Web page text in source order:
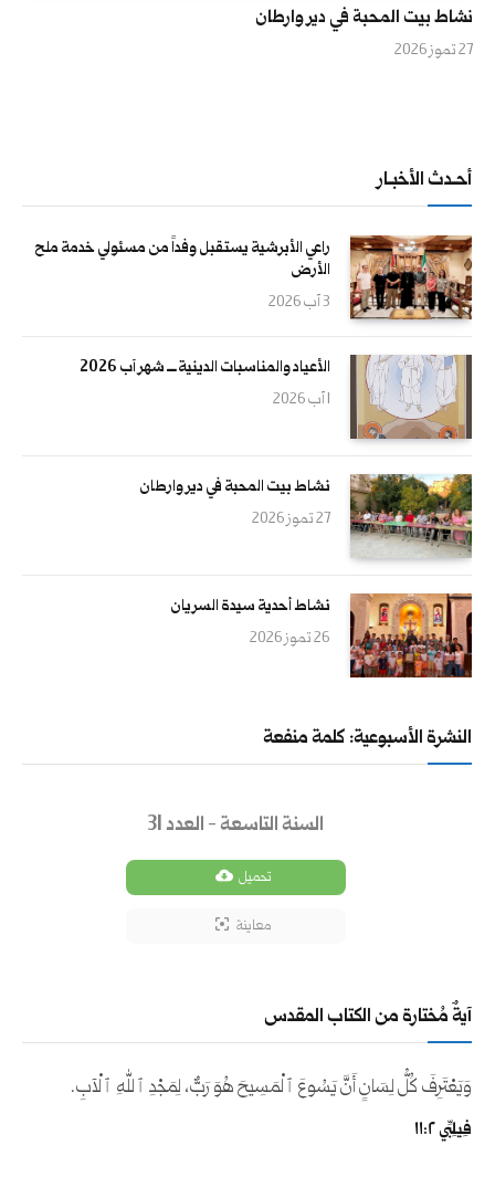
نشاط بيت المحبة في دير وارطان
27 تموز 2026
أحــدث الأخبــار
راعي الأبرشية يستقبل وفداً من مسئولي خدمة ملح
الأرض
3 آب 2026
الأعياد والمناسبات الدينية ــــ شهر آب 2026
1 آب 2026
نشاط بيت المحبة في دير وارطان
27 تموز 2026
نشاط أحدية سيدة السريان
26 تموز 2026
النشرة الأسبوعية: كلمة منفعة
السنة التاسعة - العدد 31
تحميل
معاينة
آيةٌ مُختارة من الكتاب المقدس
وَيَعْتَرِفَ كُلُّ لِسَانٍ أَنَّ يَسُوعَ ٱلْمَسِيحَ هُوَ رَبٌّ، لِمَجْدِ ٱللهِ ٱلْآبِ.
فِيلِبِّي ٢:‏١١